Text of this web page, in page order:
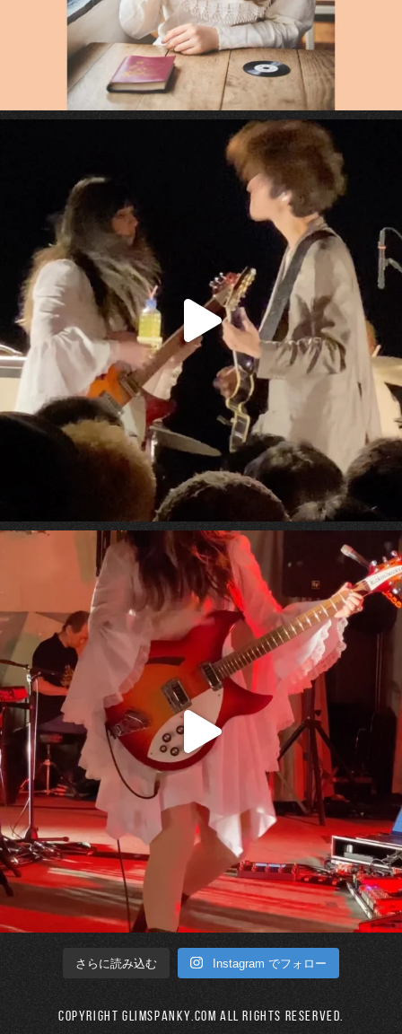
さらに読み込む Instagram でフォロー
Copyright GLIMSPANKY.COM All Rights Reserved.